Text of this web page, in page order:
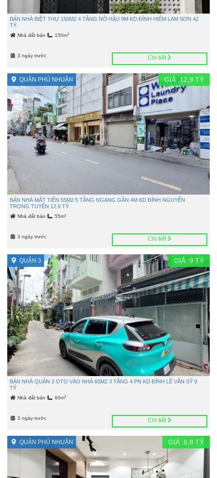
BÁN NHÀ BIỆT THỰ 150M2 4 TẦNG NỞ HẬU 9M KD ĐỈNH HIẾM LAM SƠN 42
TỶ.
Nhà đất bán 150m2
3 ngày trước Chi tiết
QUẬN PHÚ NHUẬN GIÁ :12,9 TỶ
BÁN NHÀ MẶT TIỀN 55M2 5 TẦNG NGANG GẦN 4M KD ĐỈNH NGUYỄN
TRỌNG TUYỂN 12.9 TỶ.
Nhà đất bán 55m2
3 ngày trước Chi tiết
QUẬN 3 GIÁ :9 TỶ
BÁN NHÀ QUẬN 3 OTO VÀO NHÀ 60M2 3 TẦNG 4 PN KD ĐỈNH LÊ VĂN SỸ 9
TỶ
Nhà đất bán 60m2
3 ngày trước Chi tiết
QUẬN PHÚ NHUẬN GIÁ :6,8 TỶ